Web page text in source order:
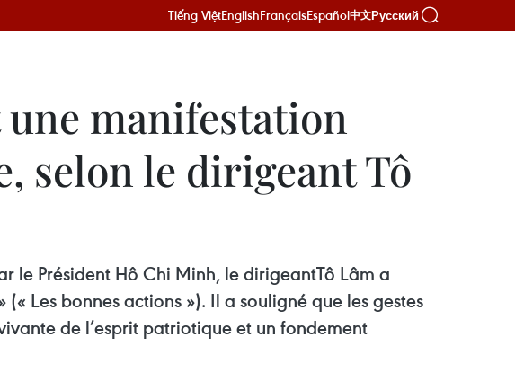
Tiếng ViệtEnglishFrançaisEspañol中文Русский
manifestation
selon le dirigeant Tô
le Président Hô Chi Minh, le dirigeantTô Lâm a
Les bonnes actions »). Il a souligné que les gestes
de l’esprit patriotique et un fondement